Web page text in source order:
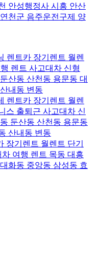
안성행정사 시흥 안산
천군 음주운전구제 양
렌트카 장기렌트 월렌
렌트 사고대차 신형
산동 산천동 용문동 대
내동 변동
렌트카 장기렌트 월렌
스 출퇴근 사고대차 신
둔산동 산천동 용문동
산내동 변동
장기렌트 월렌트 단기
여행 렌트 목동 대흥
화동 중앙동 삼성동 효